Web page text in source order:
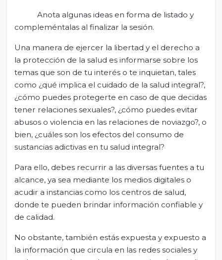
Anota algunas ideas en forma de listado y
compleméntalas al finalizar la sesión.
Una manera de ejercer la libertad y el derecho a
la protección de la salud es informarse sobre los
temas que son de tu interés o te inquietan, tales
como ¿qué implica el cuidado de la salud integral?,
¿cómo puedes protegerte en caso de que decidas
tener relaciones sexuales?, ¿cómo puedes evitar
abusos o violencia en las relaciones de noviazgo?, o
bien, ¿cuáles son los efectos del consumo de
sustancias adictivas en tu salud integral?
Para ello, debes recurrir a las diversas fuentes a tu
alcance, ya sea mediante los medios digitales o
acudir a instancias como los centros de salud,
donde te pueden brindar información confiable y
de calidad.
No obstante, también estás expuesta y expuesto a
la información que circula en las redes sociales y